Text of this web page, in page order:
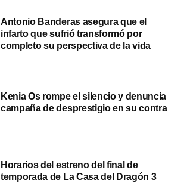
Antonio Banderas asegura que el
infarto que sufrió transformó por
completo su perspectiva de la vida
Kenia Os rompe el silencio y denuncia
campaña de desprestigio en su contra
Horarios del estreno del final de
temporada de La Casa del Dragón 3